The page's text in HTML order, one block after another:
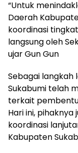
“Untuk
Daerah
koordinasi
langsung oleh
ujar Gun Gun
Sebagai langkah
Sukabumi telah
terkait
Hari ini,
koordinasi
Kabupaten